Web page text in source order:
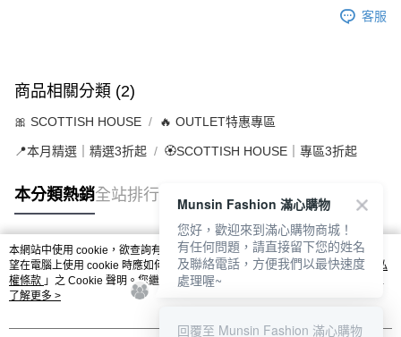
客服
商品相關分類 (2)
🎀 SCOTTISH HOUSE 🔥 OUTLET特惠專區
📍本月精選｜精選3折起 🏵️SCOTTISH HOUSE｜專區3折起
本分類熱銷全站排行
熱門標籤
本網站中使用 cookie，欲查詢有關本網站使用 cookie 方式之詳情，及若您不希
望在電腦上使用 cookie 時應如何變更電腦的 cookie 設定，請參閱本網站「
隱私
權條款 」之 Cookie 聲明。您繼續使用本網站即表示您同意本公司得按本網站使
用條款之 Cookie 聲明使用 cookie。
了解更多 >
Munsin Fashion 滿心購物
您好，歡迎來到滿心購物商城！
有任何問題，請直接留下您的姓名
及聯絡電話，方便我們以最快速度
處理喔~
回覆至 Munsin Fashion 滿心購物